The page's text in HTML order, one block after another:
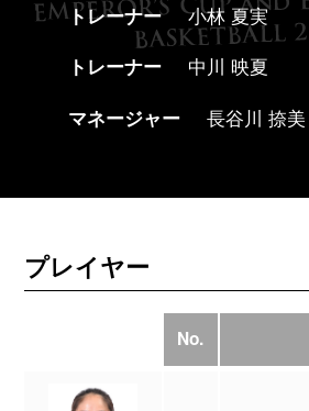
トレーナー
小林 夏実
トレーナー
中川 映夏
マネージャー
長谷川 捺美
プレイヤー
No.